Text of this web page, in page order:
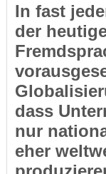
In fast
der
dass
nur
eher